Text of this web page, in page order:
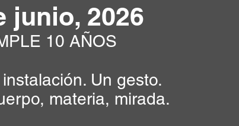
junio, 2026
10 AÑOS
Un gesto.
materia, mirada.